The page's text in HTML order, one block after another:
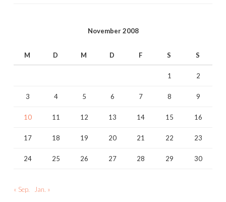
November 2008
M D M D F S S
1 2
3 4 5 6 7 8 9
10 11 12 13 14 15 16
17 18 19 20 21 22 23
24 25 26 27 28 29 30
« Sep. Jan. »